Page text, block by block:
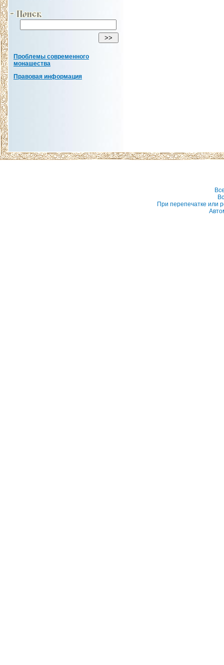
Проблемы современного
монашества
Правовая информация
При перепечатке или